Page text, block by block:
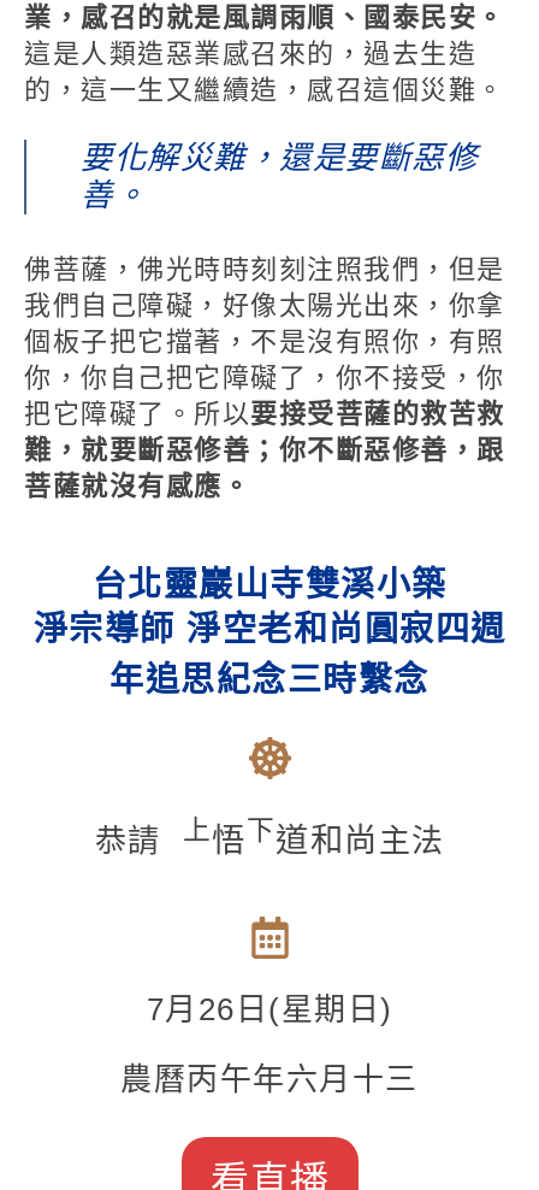
業，感召的就是風調雨順、國泰民安。
這是人類造惡業感召來的，過去生造
的，這一生又繼續造，感召這個災難。
要化解災難，還是要斷惡修
善。
佛菩薩，佛光時時刻刻注照我們，但是
我們自己障礙，好像太陽光出來，你拿
個板子把它擋著，不是沒有照你，有照
你，你自己把它障礙了，你不接受，你
把它障礙了。所以要接受菩薩的救苦救
難，就要斷惡修善；你不斷惡修善，跟
菩薩就沒有感應。
台北靈巖山寺雙溪小築
淨宗導師 淨空老和尚圓寂四週
年追思紀念三時繫念
恭請 上悟下道和尚 主法
7月26日(星期日 )
農曆丙午年六月十三
看直播